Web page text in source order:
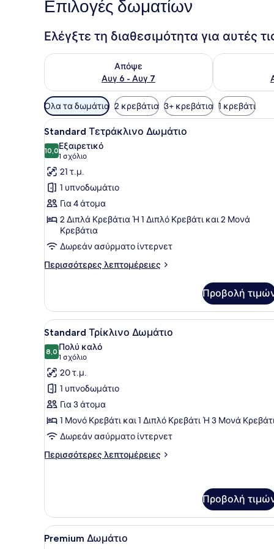
Επιλογές δωματίων
Ελέγξτε τη διαθεσιμότητα για αυτές
Απόψε
Αυγ 6 - Αυγ 7
Έλεγχος διαθεσιμότητας για απόψε Αυγ 6 - Αυγ 7
Έλεγχος
Διαθέσιμα
φίλτρα
για
τα
δωμάτια
Όλα τα δωμάτια 2 κρεβάτια 3+ κρεβάτια 1 κρεβάτι
Προβολή
όλων
των
φωτογραφιών
για
Standard
Τετράκλινο
Δωμάτιο
Ένα δωμάτιο ξενοδοχείου
3
Standard Τετράκλινο Δωμάτιο
10,010,0 στα 10
Εξαιρετικό
1 σχόλιο
(1
σχόλιο)
21 τ.μ.
1 υπνοδωμάτιο
Για 4 άτομα
2 Διπλά Κρεβάτια Ή 1 Διπλό Κρεβάτι και 2 Μονά
Κρεβάτια
Δωρεάν ασύρματο ίντερνετ
Περισσότερες λεπτομέρειες
Περισσότερες
Τετράκλινο
Δωμάτιο
Προβολή
Προβολή
όλων
των
φωτογραφιών
για
Standard
Τρίκλινο
Δωμάτιο
Ένα δωμάτιο ξενοδοχείου
3
Standard Τρίκλινο Δωμάτιο
8,08,0 στα 10
Πολύ καλό
1 σχόλιο
(1
σχόλιο)
20 τ.μ.
1 υπνοδωμάτιο
Για 3 άτομα
1 Μονό Κρεβάτι και 1 Διπλό Κρεβάτι Ή 3 Μονά
Δωρεάν ασύρματο ίντερνετ
Περισσότερες λεπτομέρειες
Περισσότερες
Δωμάτιο
Προβολή
Προβολή
όλων
Ένα δωμάτιο ξενοδοχείου
6
Premium Δωμάτιο